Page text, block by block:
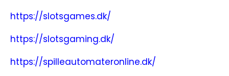
https://slotsgames.dk/
https://slotsgaming.dk/
https://spilleautomateronline.dk/